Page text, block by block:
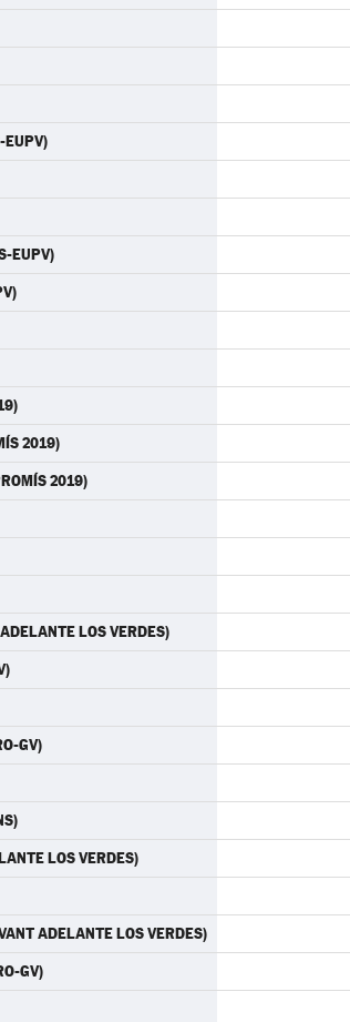
EUPV)
2019)
2019)
LOS VERDES)
GV)
LOS VERDES)
ADELANTE LOS VERDES)
GV)